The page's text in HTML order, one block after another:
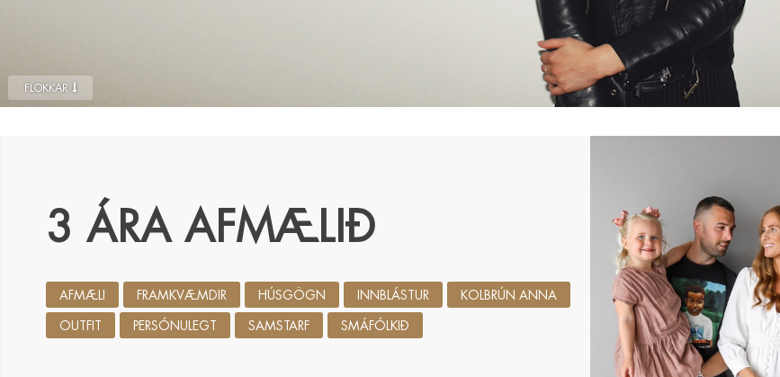
FLOKKAR
3 ÁRA AFMÆLIÐ
AFMÆLI FRAMKVÆMDIR HÚSGÖGN INNBLÁSTUR
KOLBRÚN ANNA
OUTFIT
PERSÓNULEGT SAMSTARF SMÁFÓLKIÐ